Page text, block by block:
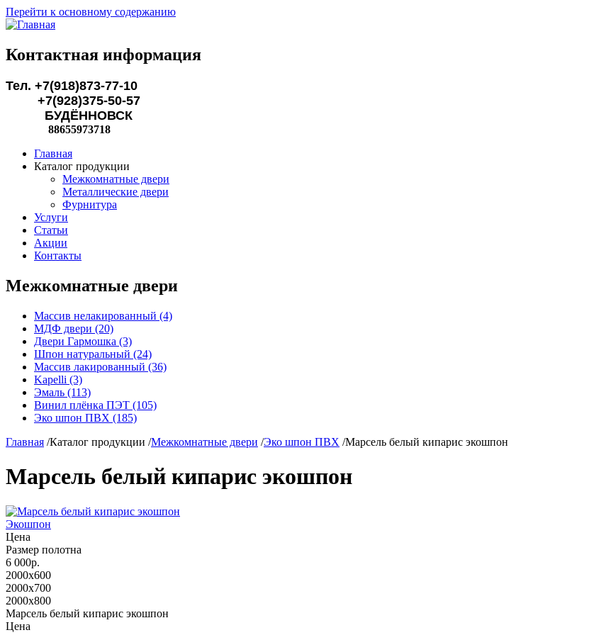
Перейти к основному содержанию
Контактная информация
Тел. +7(918)873-77-10
+7(928)375-50-57
БУДЁННОВСК
88655973718
Главная
Каталог продукции
Межкомнатные двери
Металлические двери
Фурнитура
Услуги
Статьи
Акции
Контакты
Межкомнатные двери
Массив нелакированный (4)
МДФ двери (20)
Двери Гармошка (3)
Шпон натуральный (24)
Массив лакированный (36)
Kapelli (3)
Эмаль (113)
Винил плёнка ПЭТ (105)
Эко шпон ПВХ (185)
Главная /Каталог продукции /Межкомнатные двери /Эко шпон ПВХ /Марсель белый кипарис экошпон
Марсель белый кипарис экошпон
Экошпон
Цена
Размер полотна
6 000р.
2000x600
2000x700
2000x800
Марсель белый кипарис экошпон
Цена